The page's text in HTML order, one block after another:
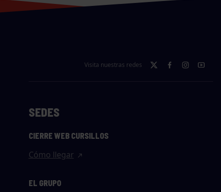
Visita nuestras redes
SEDES
CIERRE WEB CURSILLOS
Cómo llegar
EL GRUPO